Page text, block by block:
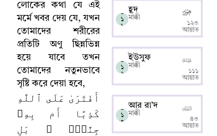
লোকের কথা যে এই
মর্মে খবর দেয় যে,যখন
তোমাদের শরীরের
প্রতিটি অণু ছিন্নভিন্ন
হয়ে যাবে তখন
তোমাদের নতুনভাবে
সৃষ্টি করে দেয়া হবে,
أَفْتَرَىٰ عَلَى ٱللَّهِ
كَذِبًا أَم بِهِۦ
جِنَّةٌۢ ۗ بَلِ
০
১
১
হূদ
মাক্কী
১২৩
আয়াত
০
১
২
ইউসুফ
মাক্কী
১১১
আয়াত
০
১
৩
আর রা’দ
মাক্কী
৪৩
আয়াত